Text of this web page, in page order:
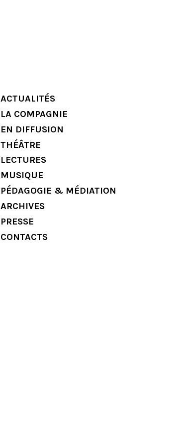
ACTUALITÉS
LA COMPAGNIE
EN DIFFUSION
THÉÂTRE
LECTURES
MUSIQUE
PÉDAGOGIE & MÉDIATION
ARCHIVES
PRESSE
CONTACTS